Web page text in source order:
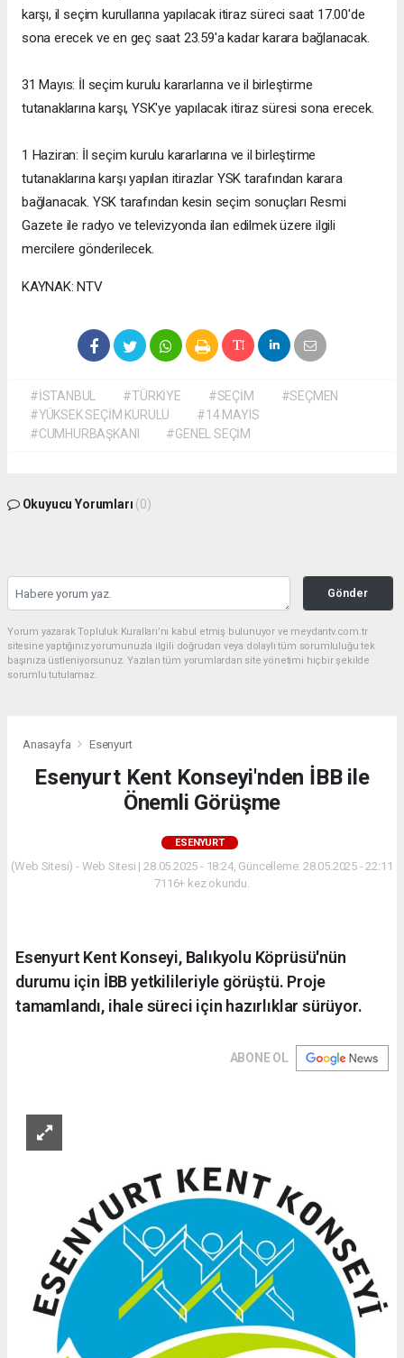
karşı, il seçim kurullarına yapılacak itiraz süreci saat 17.00'de
sona erecek ve en geç saat 23.59'a kadar karara bağlanacak.
31 Mayıs: İl seçim kurulu kararlarına ve il birleştirme
tutanaklarına karşı, YSK'ye yapılacak itiraz süresi sona erecek.
1 Haziran: İl seçim kurulu kararlarına ve il birleştirme
tutanaklarına karşı yapılan itirazlar YSK tarafından karara
bağlanacak. YSK tarafından kesin seçim sonuçları Resmi
Gazete ile radyo ve televizyonda ilan edilmek üzere ilgili
mercilere gönderilecek.
KAYNAK: NTV
#İSTANBUL #TÜRKİYE #SEÇİM
#SEÇMEN
#YÜKSEK SEÇİM KURULU
#14 MAYIS
#CUMHURBAŞKANI
#GENEL SEÇİM
Okuyucu Yorumları (0)
Gönder
Yorum yazarak Topluluk Kuralları’nı kabul etmiş bulunuyor ve meydantv.com.tr
sitesine yaptığınız yorumunuzla ilgili doğrudan veya dolaylı tüm sorumluluğu tek
başınıza üstleniyorsunuz. Yazılan tüm yorumlardan site yönetimi hiçbir şekilde
sorumlu tutulamaz.
Anasayfa Esenyurt
Esenyurt Kent Konseyi'nden İBB ile
Önemli Görüşme
ESENYURT
(Web Sitesi) - Web Sitesi | 28.05.2025 - 18:24, Güncelleme: 28.05.2025 - 22:11
7116+ kez okundu.
Esenyurt Kent Konseyi, Balıkyolu Köprüsü'nün
durumu için İBB yetkilileriyle görüştü. Proje
tamamlandı, ihale süreci için hazırlıklar sürüyor.
ABONE OL